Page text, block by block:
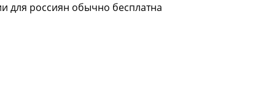
для россиян обычно бесплатна